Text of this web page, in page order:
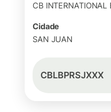
CB INTERNATIONAL
Cidade
SAN JUAN
CBLBPRSJXXX